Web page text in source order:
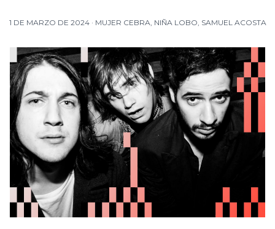
1 DE MARZO DE 2024 · MUJER CEBRA NIÑA LOBO SAMUEL ACOSTA